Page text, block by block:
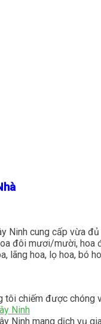
Ninh cung cấp vừa
đôi mươi/mười,
lãng hoa, lọ hoa, bó
tôi chiếm được
Ninh
Ninh mang dịch vụ